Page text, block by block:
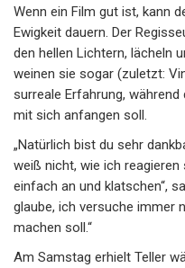
Wenn ein Film gut ist, kann
Ewigkeit dauern. Der
den hellen Lichtern, lächeln
weinen sie sogar (zuletzt:
surreale Erfahrung,
mit sich anfangen soll.
„Natürlich bist du sehr
weiß nicht, wie ich
einfach an und klatschen“,
glaube, ich versuche immer
machen soll.“
Am Samstag erhielt Teller